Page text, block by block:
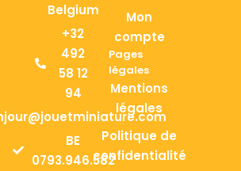
Belgium
+32
492
58 12
94
BE
0793.946.582
Mon
compte
Pages
légales
Mentions
légales
Politique de
confidentialité